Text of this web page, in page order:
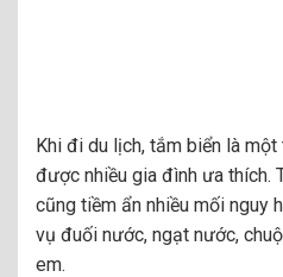
Khi đi du lịch, tắm biển là
được nhiều gia đình ưa thích.
cũng tiềm ẩn nhiều mối nguy
vụ đuối nước, ngạt nước,
em.